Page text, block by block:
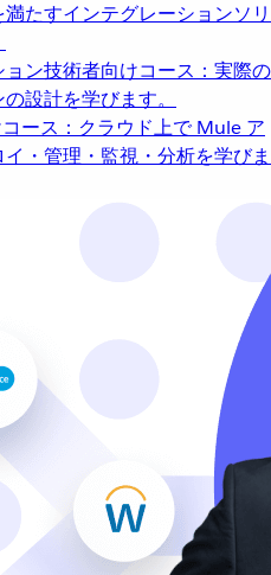
たすインテグレーションソリ
ョン技術者向けコース：実際の
設計を学びます。
ース：クラウド上で Mule ア
・管理・監視・分析を学びま